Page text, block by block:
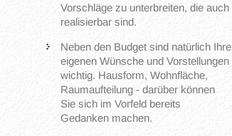
Vorschläge zu unterbreiten, die auch
realisierbar sind.
Neben den Budget sind natürlich Ihre
eigenen Wünsche und Vorstellungen
wichtig. Hausform, Wohnfläche,
Raumaufteilung - darüber können
Sie sich im Vorfeld bereits
Gedanken machen.